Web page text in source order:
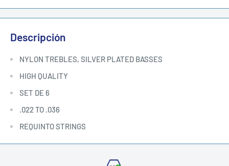
Descripción
NYLON TREBLES, SILVER PLATED BASSES
HIGH QUALITY
SET DE 6
.022 TO .036
REQUINTO STRINGS